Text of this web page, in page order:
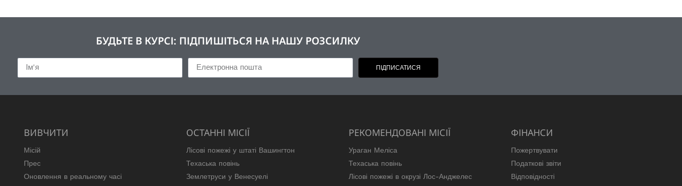
БУДЬТЕ В КУРСІ: ПІДПИШІТЬСЯ НА НАШУ РОЗСИЛКУ
ПІДПИСАТИСЯ
ВИВЧИТИ
Місій
Прес
Оновлення в реальному часі
ОСТАННІ МІСІЇ
Лісові пожежі у штаті Вашингтон
Техаська повінь
Землетруси у Венесуелі
РЕКОМЕНДОВАНІ МІСІЇ
Ураган Меліса
Техаська повінь
Лісові пожежі в окрузі Лос-Анджелес
ФІНАНСИ
Пожертвувати
Податкові звіти
Відповідності